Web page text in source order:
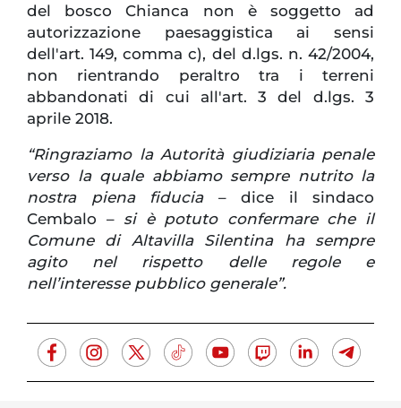
del bosco Chianca non è soggetto ad
autorizzazione paesaggistica ai sensi
dell'art. 149, comma c), del d.lgs. n. 42/2004,
non rientrando peraltro tra i terreni
abbandonati di cui all'art. 3 del d.lgs. 3
aprile 2018.
“Ringraziamo la Autorità giudiziaria penale
verso la quale abbiamo sempre nutrito la
nostra piena fiducia – dice il sindaco
Cembalo – si è potuto confermare che il
Comune di Altavilla Silentina ha sempre
agito nel rispetto delle regole e
nell’interesse pubblico generale”.